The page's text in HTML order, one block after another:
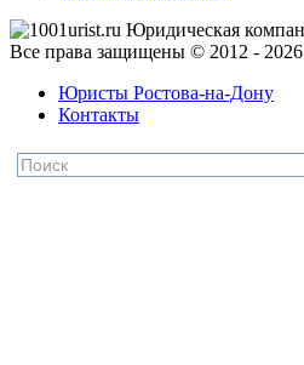
Все права защищены © 2012 - 2026
Юристы Ростова-на-Дону
Контакты